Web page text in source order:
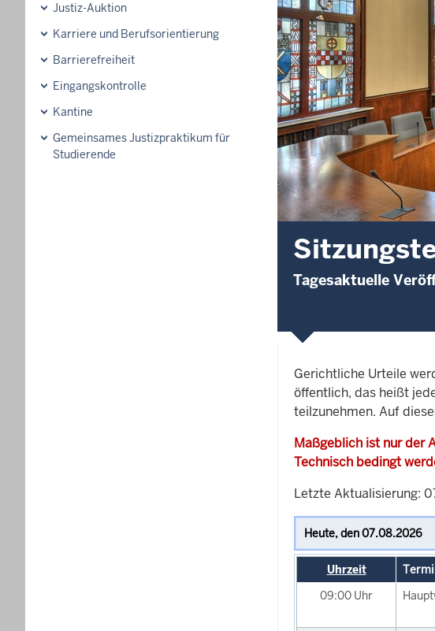
Justiz-Auktion
Karriere und Berufsorientierung
Barrierefreiheit
Eingangskontrolle
Kantine
Gemeinsames Justizpraktikum für
Studierende
Tagesaktuelle
Gerichtliche Urteile
öffentlich, das heißt
teilzunehmen. Auf
Maßgeblich ist nur der
Technisch bedingt
Letzte Aktualisierung:
Uhrzeit
09:00 Uhr